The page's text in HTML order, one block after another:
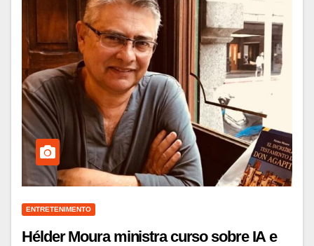
ENTRETENIMENTO
Hélder Moura ministra curso sobre IA e